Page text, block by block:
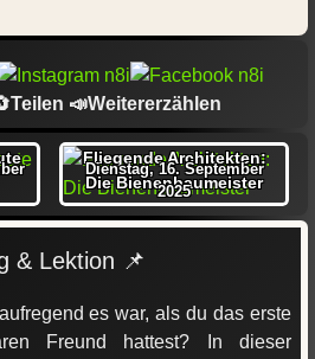
📣Weitererzählen
Fliegende Architekten:
Die Bienenbaumeister
Dienstag, 16. September
2025
& Lektion 📌
es war, als du das erste
Freund hattest? In dieser